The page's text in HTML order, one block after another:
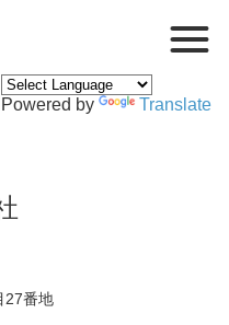
Powered by Translate
27番地